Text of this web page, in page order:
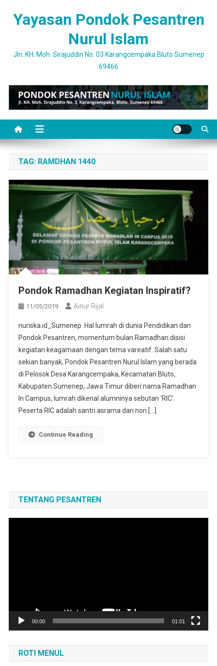
Yayasan Pondok Pesantren
Nurul Islam
Jln. KH. Moh. Sirajuddin No. 03 Karangcempaka Bluto Sumenep
69466
TAG: RAMDHAN 1440
Pondok Ramadhan Kegiatan Inspiratif?
11/05/2019 Ainur Rijal
nuriska.id_Sumenep. Hal lumrah di dunia Pendidikan dan
Pondok Pesantren, momentum bulan Ramadhan disisi
kegiatan keagamaan dengan tema vareatif. Salah satu
sekian banyak, Pondok Pesantren Nurul Islam yang berada
di Pelosok Desa Karangcempaka, Kecamatan Bluto,
Kabupaten Sumenep, Jawa Timur diberi nama Ramadhan
In Campus, lumrah dikenal alumninya sebutan ‘RIC’.
Peserta RIC adalah santri asrama dan non […]
Continue Reading
TENTANG PESANTREN
00:00 01:01
ROTI MENUL